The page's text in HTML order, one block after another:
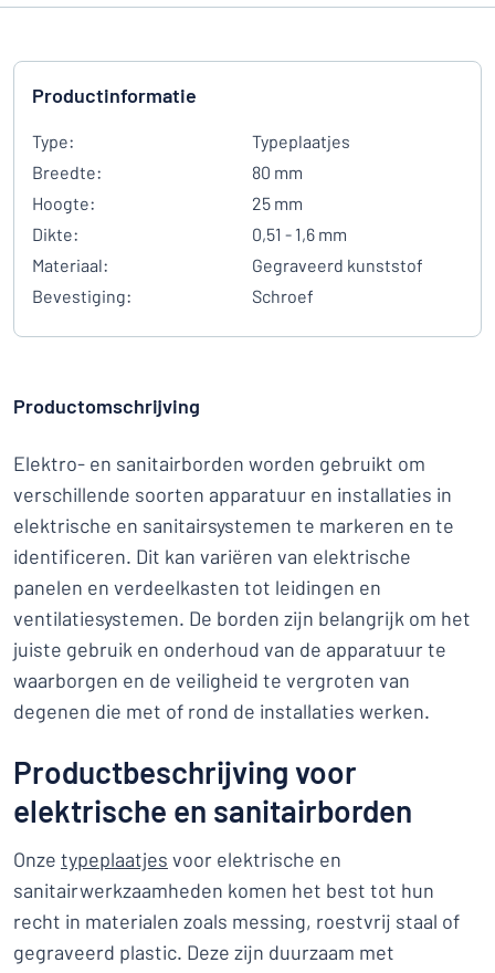
Productinformatie
Type:
Typeplaatjes
Breedte:
80 mm
Hoogte:
25 mm
Dikte:
0,51 - 1,6 mm
Materiaal:
Gegraveerd kunststof
Bevestiging:
Schroef
Productomschrijving
Elektro- en sanitairborden worden gebruikt om
verschillende soorten apparatuur en installaties in
elektrische en sanitairsystemen te markeren en te
identificeren. Dit kan variëren van elektrische
panelen en verdeelkasten tot leidingen en
ventilatiesystemen. De borden zijn belangrijk om het
juiste gebruik en onderhoud van de apparatuur te
waarborgen en de veiligheid te vergroten van
degenen die met of rond de installaties werken.
Productbeschrijving voor
elektrische en sanitairborden
Onze typeplaatjes voor elektrische en
sanitairwerkzaamheden komen het best tot hun
recht in materialen zoals messing, roestvrij staal of
gegraveerd plastic. Deze zijn duurzaam met